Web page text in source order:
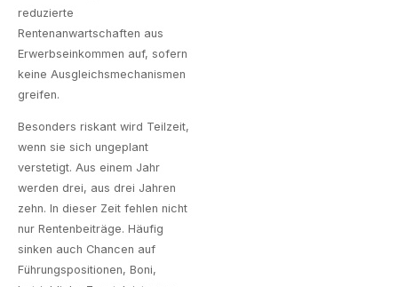
reduzierte
Rentenanwartschaften aus
Erwerbseinkommen auf, sofern
keine Ausgleichsmechanismen
greifen.
Besonders riskant wird Teilzeit,
wenn sie sich ungeplant
verstetigt. Aus einem Jahr
werden drei, aus drei Jahren
zehn. In dieser Zeit fehlen nicht
nur Rentenbeiträge. Häufig
sinken auch Chancen auf
Führungspositionen, Boni,